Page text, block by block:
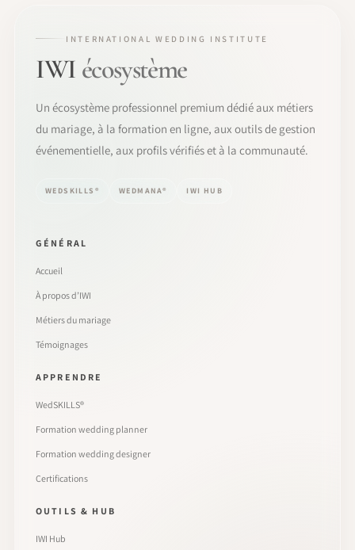
INTERNATIONAL WEDDING INSTITUTE
IWI écosystème
Un écosystème professionnel premium dédié aux métiers
du mariage, à la formation en ligne, aux outils de gestion
événementielle, aux profils vérifiés et à la communauté.
WEDSKILLS® WEDMANA® IWI HUB
GÉNÉRAL
Accueil
À propos d’IWI
Métiers du mariage
Témoignages
APPRENDRE
WedSKILLS®
Formation wedding planner
Formation wedding designer
Certifications
OUTILS & HUB
IWI Hub